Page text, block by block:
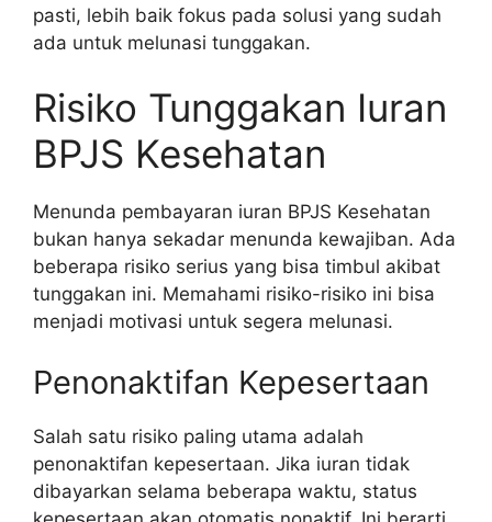
pasti, lebih baik fokus pada solusi yang sudah
ada untuk melunasi tunggakan.
Risiko Tunggakan Iuran
BPJS Kesehatan
Menunda pembayaran iuran BPJS Kesehatan
bukan hanya sekadar menunda kewajiban. Ada
beberapa risiko serius yang bisa timbul akibat
tunggakan ini. Memahami risiko-risiko ini bisa
menjadi motivasi untuk segera melunasi.
Penonaktifan Kepesertaan
Salah satu risiko paling utama adalah
penonaktifan kepesertaan. Jika iuran tidak
dibayarkan selama beberapa waktu, status